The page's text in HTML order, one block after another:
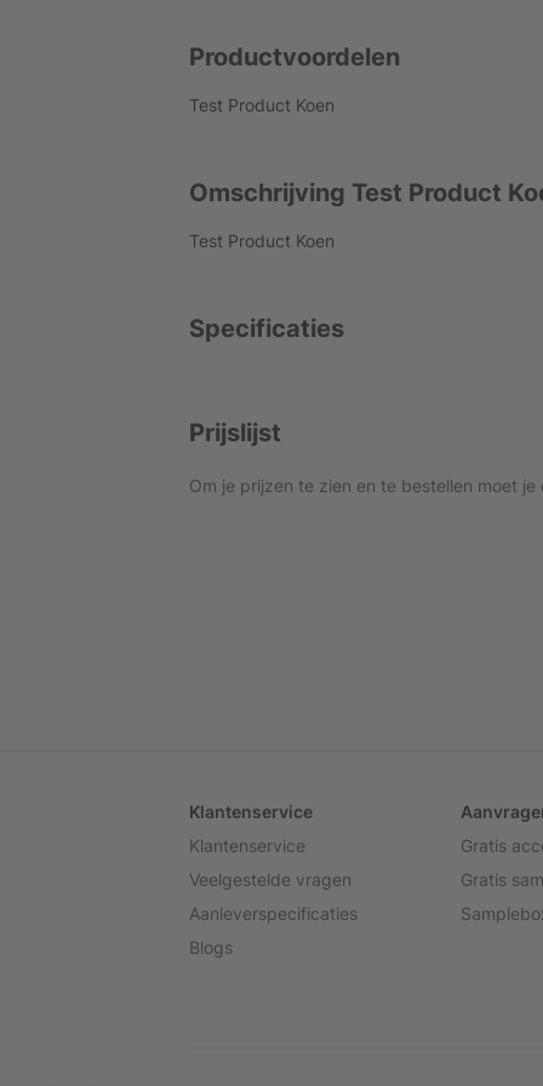
Productvoordelen
Test Product Koen
Omschrijving Test Product
Test Product Koen
Specificaties
Prijslijst
Om je prijzen te zien en te bestellen moet
Klantenservice
Klantenservice
Veelgestelde vragen
Aanleverspecificaties
Blogs
Gratis
Gratis